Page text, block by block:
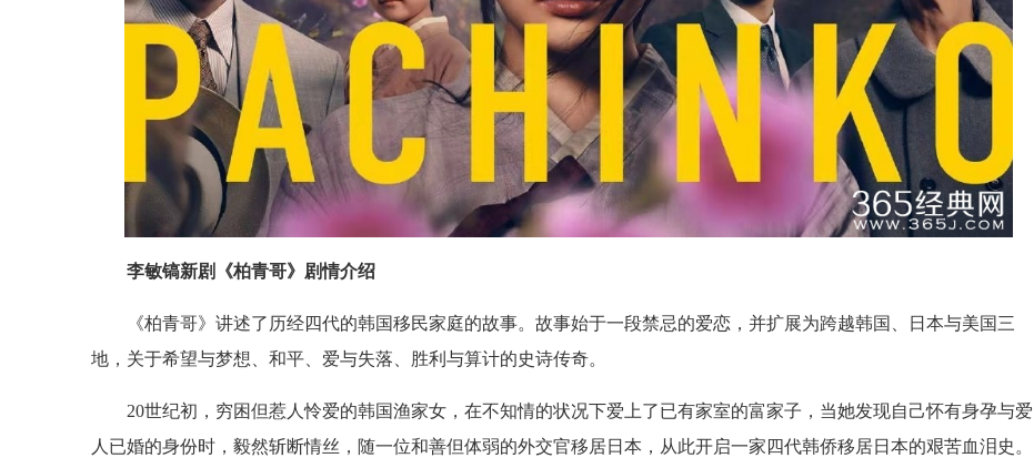
李敏镐新剧《柏青哥》剧情介绍
《柏青哥》讲述了历经四代的韩国移民家庭的故事。故事始于一段禁忌的爱恋，并扩展为跨越韩国、日本与美国三
地，关于希望与梦想、和平、爱与失落、胜利与算计的史诗传奇。
20世纪初，穷困但惹人怜爱的韩国渔家女，在不知情的状况下爱上了已有家室的富家子，当她发现自己怀有身孕与爱
人已婚的身份时，毅然斩断情丝，随一位和善但体弱的外交官移居日本，从此开启一家四代韩侨移居日本的艰苦血泪史。